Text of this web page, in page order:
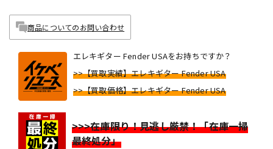
商品についてのお問い合わせ
エレキギター Fender USAをお持ちですか？
>>【買取実績】エレキギター Fender USA
>>【買取価格】エレキギター Fender USA
>>>在庫限り！見逃し厳禁！「在庫一掃
最終処分」